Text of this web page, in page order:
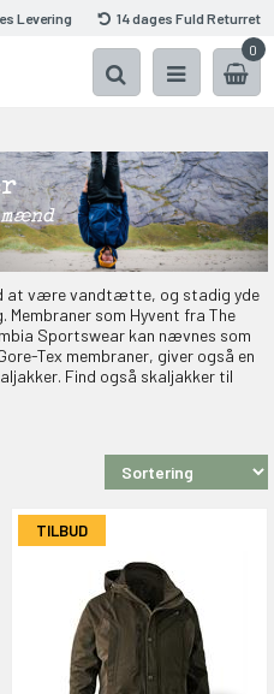
Levering
14 dages Fuld Returret
0
at være vandtætte, og stadig yde
som Hyvent fra The
Sportswear kan nævnes som
Tex membraner, giver også en
Find også skaljakker til
TILBUD